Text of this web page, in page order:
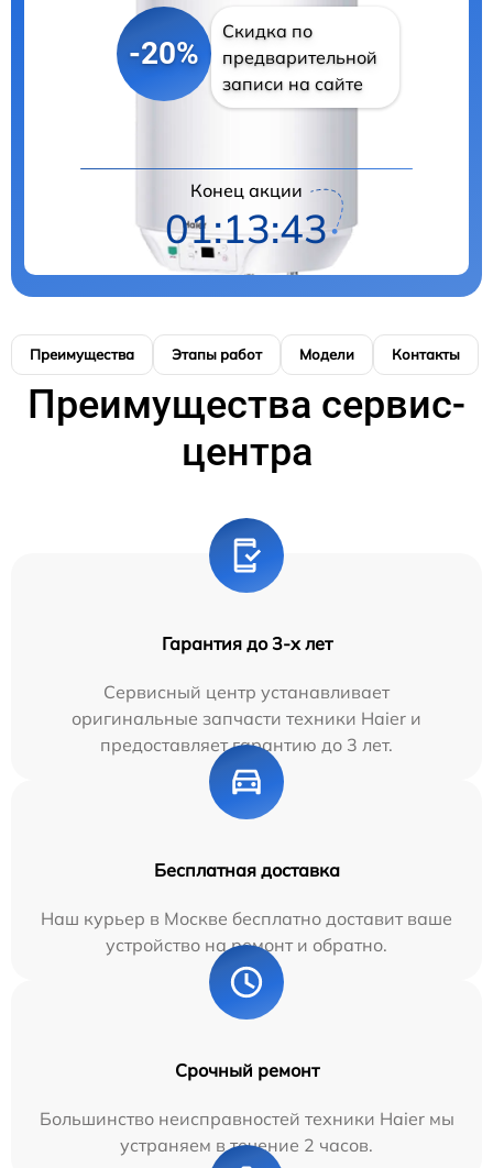
-20%
Скидка по
предварительной
записи на сайте
Конец акции
01:13:42
Преимущества Этапы работ Модели Контакты
Преимущества сервис-
центра
Гарантия до 3-х лет
Сервисный центр устанавливает
оригинальные запчасти техники Haier и
предоставляет гарантию до 3 лет.
Бесплатная доставка
Наш курьер в Москве бесплатно доставит ваше
устройство на ремонт и обратно.
Срочный ремонт
Большинство неисправностей техники Haier мы
устраняем в течение 2 часов.